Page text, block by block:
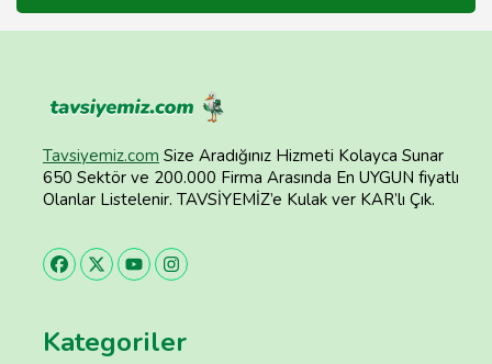
Tavsiyemiz.com Size Aradığınız Hizmeti Kolayca Sunar
650 Sektör ve 200.000 Firma Arasında En UYGUN fiyatlı
Olanlar Listelenir. TAVSİYEMİZ’e Kulak ver KAR’lı Çık.
Kategoriler